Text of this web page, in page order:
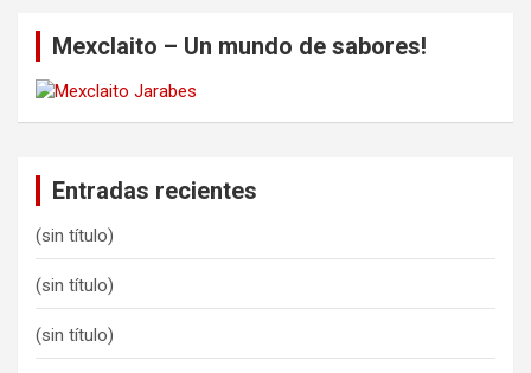
Mexclaito – Un mundo de sabores!
Entradas recientes
(sin título)
(sin título)
(sin título)